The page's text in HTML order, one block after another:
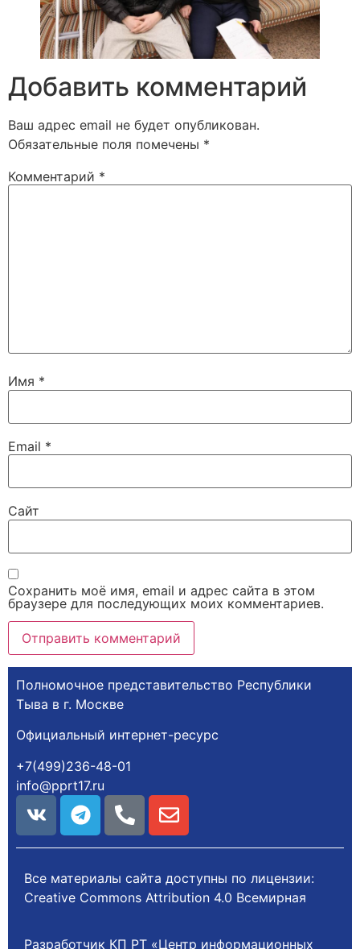
Добавить комментарий
Ваш адрес email не будет опубликован.
Обязательные поля помечены *
Комментарий *
Имя *
Email *
Сайт
Сохранить моё имя, email и адрес сайта в этом
браузере для последующих моих комментариев.
Полномочное представительство Республики
Тыва в г. Москве
Официальный интернет-ресурс
+7(499)236-48-01
info@pprt17.ru
Все материалы сайта доступны по лицензии:
Creative Commons Attribution 4.0 Всемирная
Разработчик КП РТ «Центр информационных